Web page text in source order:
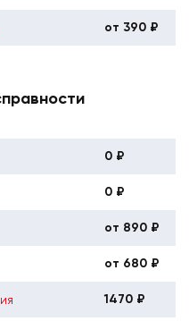
от 390 ₽
0 ₽
0 ₽
от 890 ₽
от 680 ₽
1470 ₽